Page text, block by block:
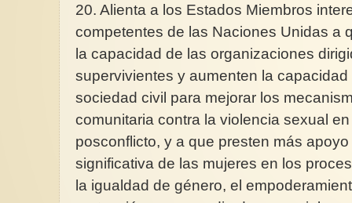
20. Alienta a los Estados Miembros
competentes de las Naciones Unidas a
la capacidad de las organizaciones
supervivientes y aumenten la
sociedad civil para mejorar los
comunitaria contra la violencia sexual
posconflicto, y a que presten más
significativa de las mujeres en los
la igualdad de género, el